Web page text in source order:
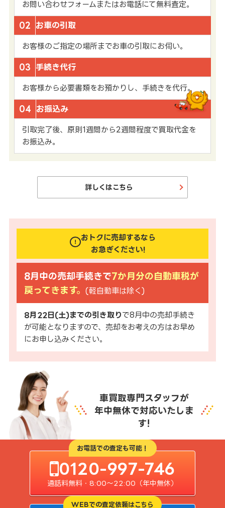
お問い合わせフォームまたはお電話にて無料査定。
02 お車の引取
お客様のご指定の場所までお車の引取にお伺い。
03 手続き代行
お客様から必要書類をお預かりし、手続きを代行。
04 お振込み
引取完了後、原則1週間から2週間程度で買取代金を
お振込み。
詳しくはこちら
おトクに売却するなら
お急ぎください!
8月中の売却手続きで7か月分の自動車税が
戻ってきます。 (軽自動車は除く)
8月22日(土)までの引き取りで8月中の売却手続き
が可能となりますので、売却をお考えの方はお早め
にお申し込みください。
車買取専門スタッフが
年中無休で対応いたしま
す!
お電話での査定も可能！
0120-997-746
通話料無料・8:00〜22:00（年中無休）
WEBでの査定依頼はこちら